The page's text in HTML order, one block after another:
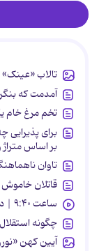
تالاب «عینک»
آمدمت که
تخم مرغ خام
برای پذیرایی
بر اساس
تاوان
قاتلان
ساعت ۹:۴۰ | در هر زمان ممکن باید انتقامشان را پس بدهند
چگونه
آیین کهن